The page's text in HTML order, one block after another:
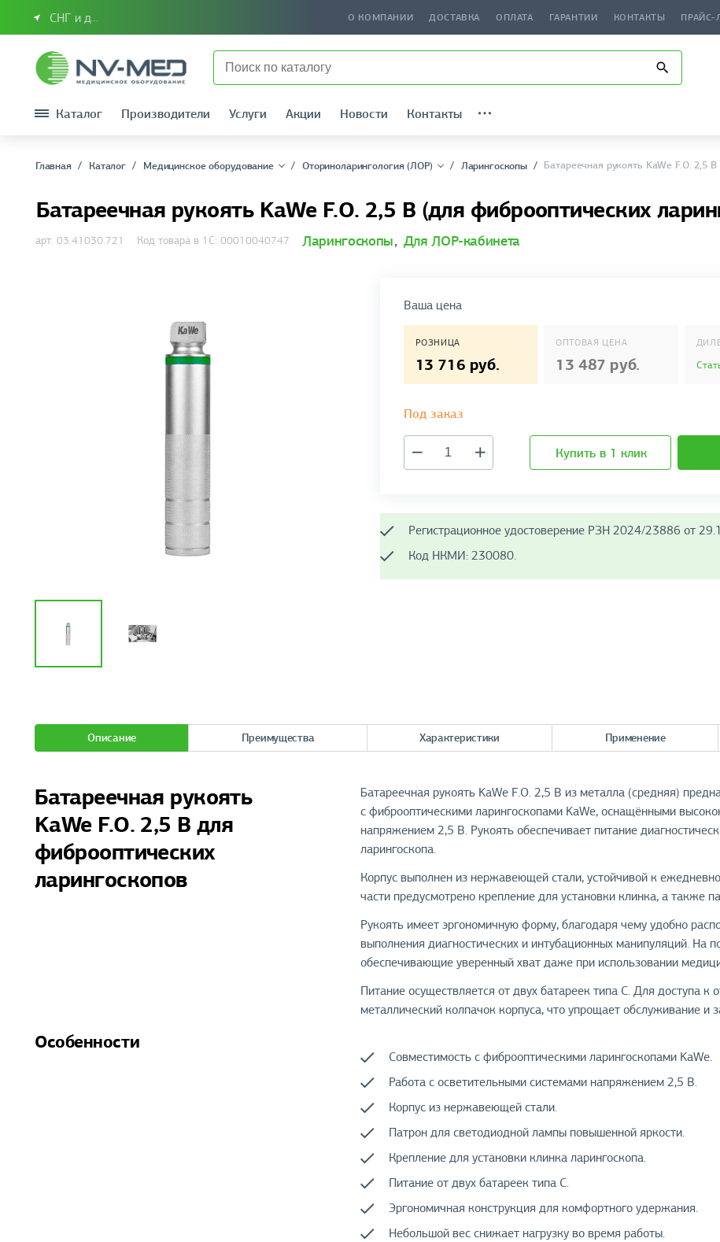
СНГ и другие страны О КОМПАНИИ ДОСТАВКА ОПЛАТА ГАРАНТИИ КОНТАКТЫ ПРАЙС-
Каталог Производители Услуги Акции Новости Контакты
Главная Каталог Медицинское оборудование Оториноларингология (ЛОР) Ларингоскопы Батареечная рукоять KaWe F.O. 2,5
Батареечная рукоять KaWe F.O. 2,5 В (для фиброоптических
арт. 03.41030.721 Код товара в 1С: 00010040747 Ларингоскопы, Для ЛОР-кабинета
Ваша цена
РОЗНИЦА
13 716 руб.
ОПТОВАЯ ЦЕНА
13 487 руб.
Под заказ
Купить в 1 клик
Регистрационное удостоверение РЗН 2024/23886 от
Код НКМИ: 230080.
Описание Преимущества Характеристики Применение
Батареечная рукоять
KaWe F.O. 2,5 В для
фиброоптических
ларингоскопов
Батареечная рукоять KaWe F.O. 2,5 В из металла (средняя)
с фиброоптическими ларингоскопами KaWe, оснащёнными
напряжением 2,5 В. Рукоять обеспечивает питание
ларингоскопа.
Корпус выполнен из нержавеющей стали, устойчивой к
части предусмотрено крепление для установки клинка, а также
Рукоять имеет эргономичную форму, благодаря чему удобно
выполнения диагностических и интубационных манипуляций. На
обеспечивающие уверенный хват даже при использовании
Питание осуществляется от двух батареек типа C. Для доступа к
металлический колпачок корпуса, что упрощает обслуживание и
Особенности
Совместимость с фиброоптическими ларингоскопами KaWe.
Работа с осветительными системами напряжением 2,5 В.
Корпус из нержавеющей стали.
Патрон для светодиодной лампы повышенной яркости.
Крепление для установки клинка ларингоскопа.
Питание от двух батареек типа C.
Эргономичная конструкция для комфортного удержания.
Небольшой вес снижает нагрузку во время работы.